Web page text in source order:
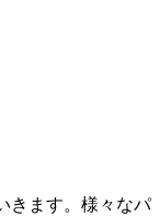
きます。様々なパ